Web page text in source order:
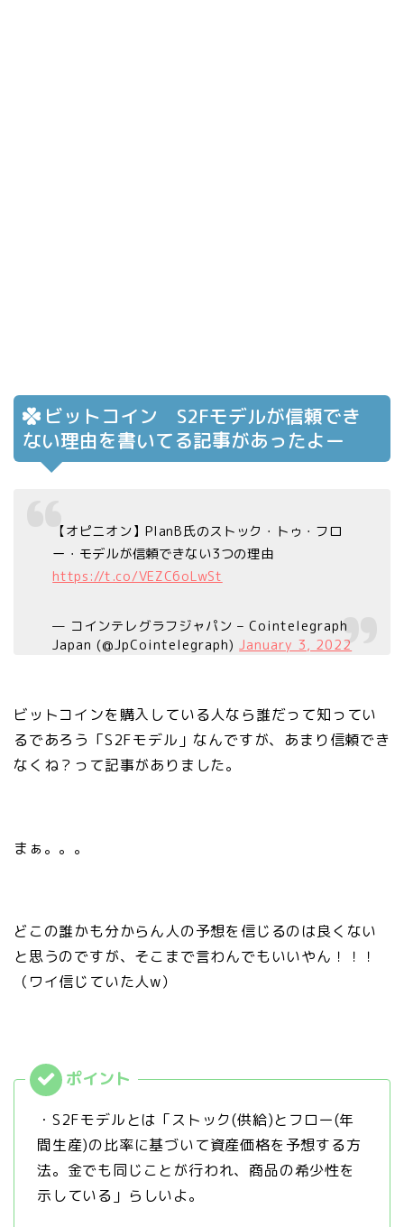
ビットコイン S2Fモデルが信頼でき
ない理由を書いてる記事があったよー
【オピニオン】PlanB氏のストック・トゥ・フロ
ー・モデルが信頼できない3つの理由
https://t.co/VEZC6oLwSt
— コインテレグラフジャパン – Cointelegraph
Japan (@JpCointelegraph)January 3, 2022
ビットコインを購入している人なら誰だって知ってい
るであろう「S2Fモデル」なんですが、あまり信頼でき
なくね？って記事がありました。
まぁ。。。
どこの誰かも分からん人の予想を信じるのは良くない
と思うのですが、そこまで言わんでもいいやん！！！
（ワイ信じていた人w）
・S2Fモデルとは「ストック(供給)とフロー(年
間生産)の比率に基づいて資産価格を予想する方
法。金でも同じことが行われ、商品の希少性を
示している」らしいよ。